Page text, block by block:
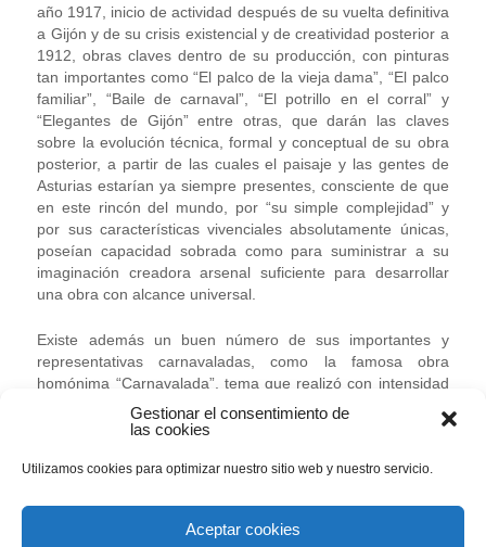
Gestionar el consentimiento de
las cookies
Utilizamos cookies para optimizar nuestro sitio web y nuestro servicio.
Aceptar cookies
año 1917, inicio de actividad después de su vuelta definitiva
a Gijón y de su crisis existencial y de creatividad posterior a
1912, obras claves dentro de su producción, con pinturas
tan importantes como “El palco de la vieja dama”, “El palco
familiar”, “Baile de carnaval”, “El potrillo en el corral” y
“Elegantes de Gijón” entre otras, que darán las claves
sobre la evolución técnica, formal y conceptual de su obra
posterior, a partir de las cuales el paisaje y las gentes de
Asturias estarían ya siempre presentes, consciente de que
en este rincón del mundo, por “su simple complejidad” y
por sus características vivenciales absolutamente únicas,
poseían capacidad sobrada como para suministrar a su
imaginación creadora arsenal suficiente para desarrollar
una obra con alcance universal.
Existe además un buen número de sus importantes y
representativas carnavaladas, como la famosa obra
homónima “Carnavalada”, tema que realizó con intensidad
y asiduidad hasta su muerte. También son abundantes los
delicados temas rurales como “En la calleja”, “En la
realizadas a mediados de los años cuarenta, como por
La colección contiene también una buena selección de su